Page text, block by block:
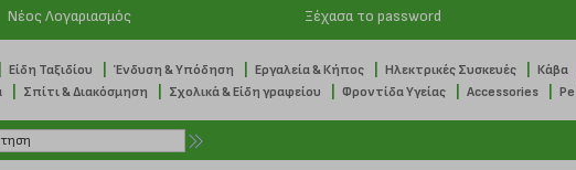
Νέος Λογαριασμός Ξέχασα το password
Είδη Ταξιδίου Ένδυση & Υπόδηση Εργαλεία & Κήπος Ηλεκτρικές Συσκευές Κάβα
Σπίτι & Διακόσμηση Σχολικά & Είδη γραφείου Φροντίδα Υγείας Accessories